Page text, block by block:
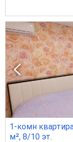
1-комн
м², 8/10 эт.